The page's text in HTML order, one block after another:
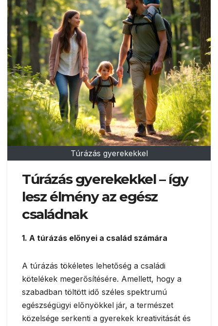
Túrázás gyerekekkel
Túrázás gyerekekkel – így
lesz élmény az egész
családnak
1. A túrázás előnyei a család számára
A túrázás tökéletes lehetőség a családi
kötelékek megerősítésére. Amellett, hogy a
szabadban töltött idő széles spektrumú
egészségügyi előnyökkel jár, a természet
közelsége serkenti a gyerekek kreativitását és